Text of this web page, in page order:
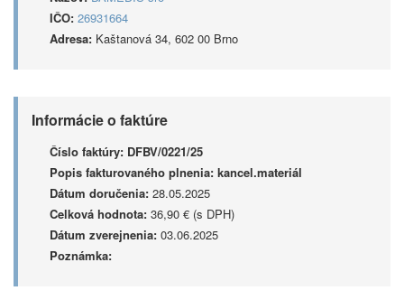
IČO: 26931664
Adresa: Kaštanová 34, 602 00 Brno
Informácie o faktúre
Číslo faktúry: DFBV/0221/25
Popis fakturovaného plnenia: kancel.materiál
Dátum doručenia: 28.05.2025
Celková hodnota: 36,90 € (s DPH)
Dátum zverejnenia: 03.06.2025
Poznámka: